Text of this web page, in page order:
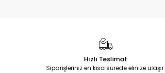
Hızlı Teslimat
Siparişleriniz en kısa sürede elinize ulaşır.